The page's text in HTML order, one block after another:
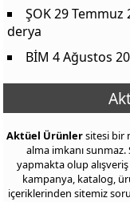
ŞOK 29
derya
BİM 4 Ağustos
Aktüel Ürünlersitesi bir
alma imkanı sunmaz.
yapmakta olup
kampanya, katalog,
içeriklerinden sitemiz